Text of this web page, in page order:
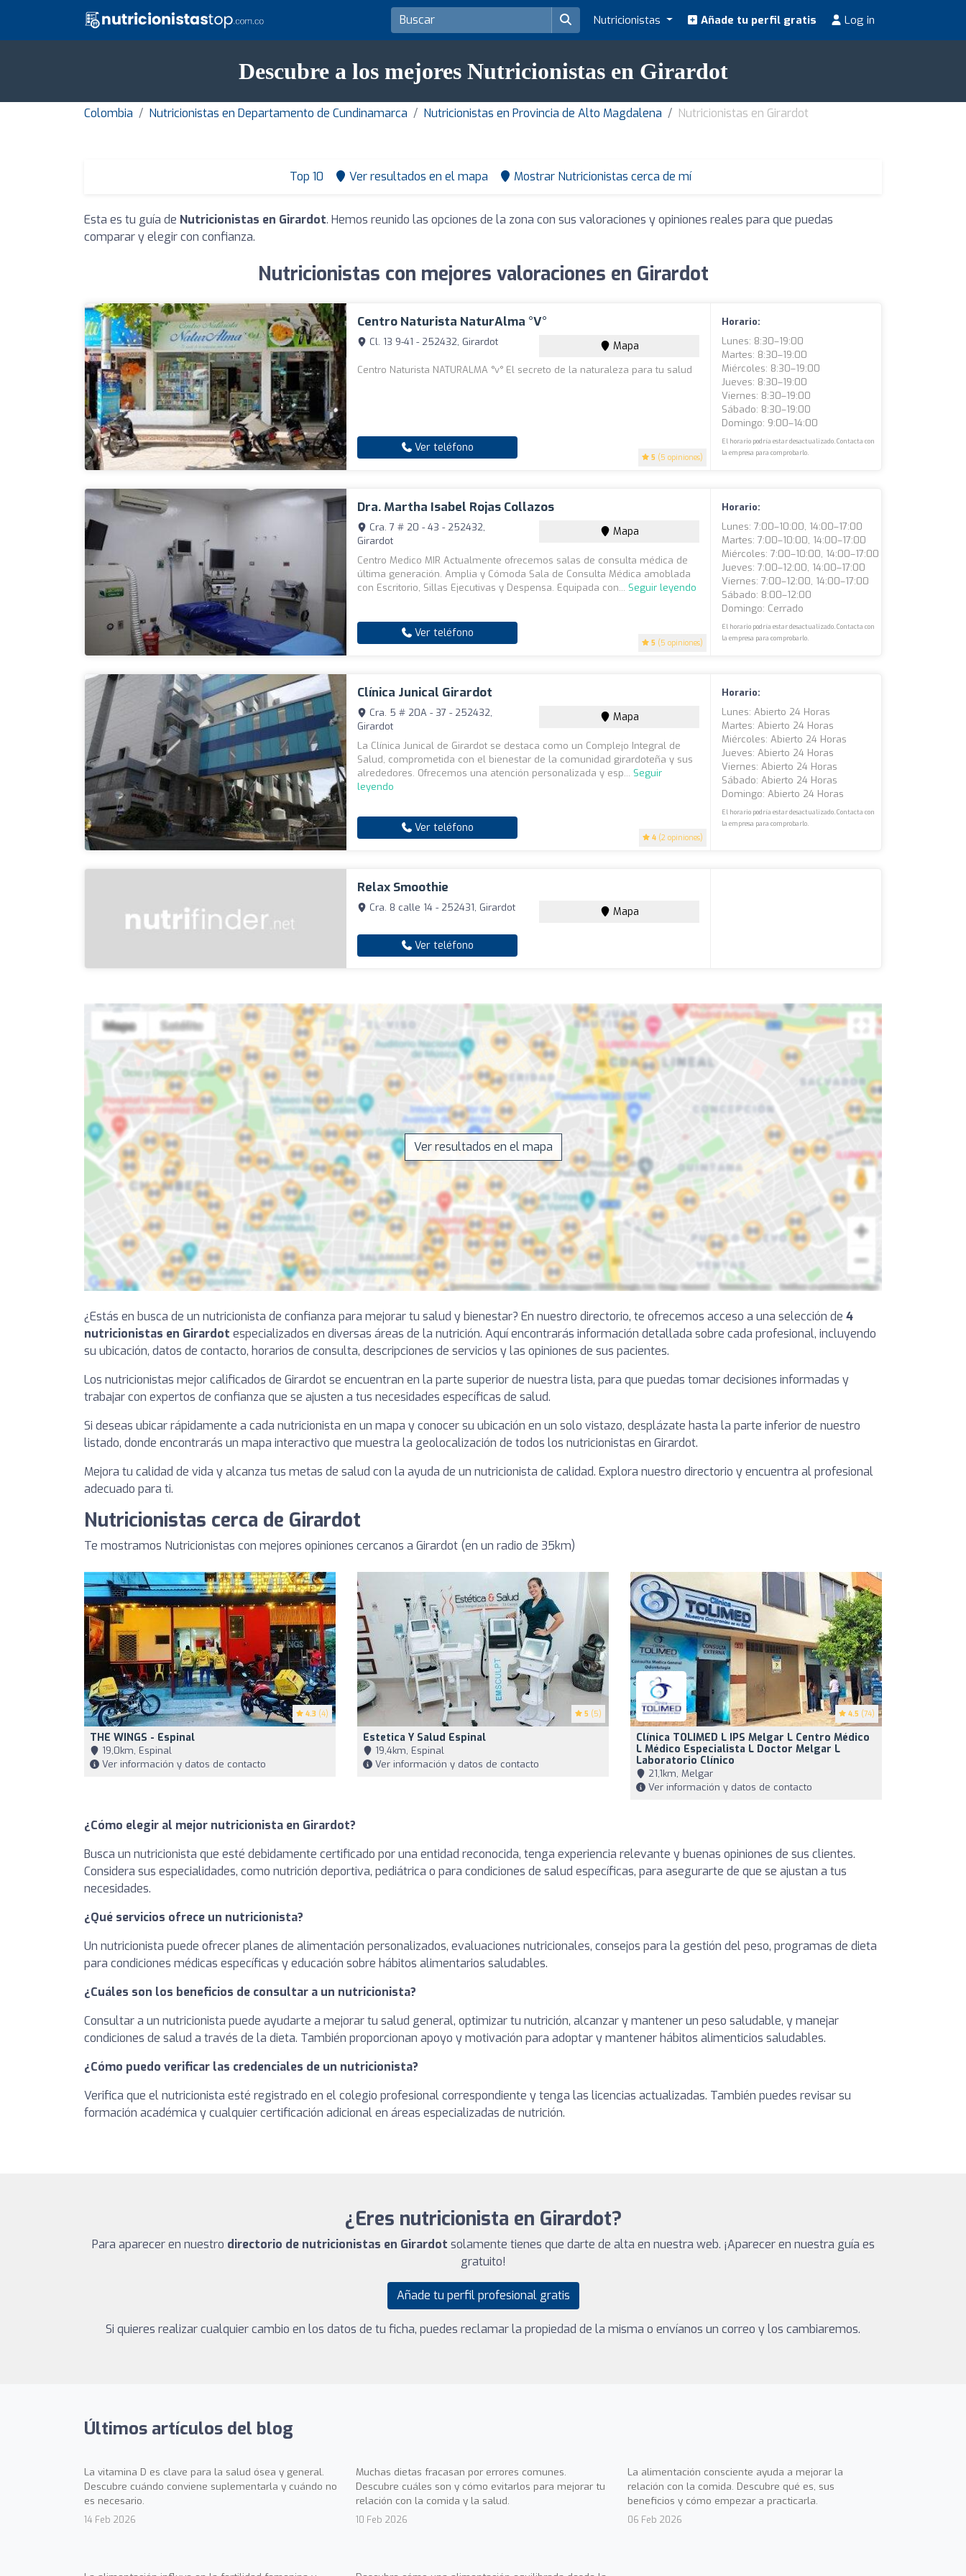
Nutricionistas Añade tu perfil gratis Log in
Descubre a los mejores Nutricionistas en Girardot
Colombia Nutricionistas en Departamento de Cundinamarca Nutricionistas en Provincia de Alto Magdalena Nutricionistas en Girardot
Top 10 Ver resultados en el mapa Mostrar Nutricionistas cerca de mí
Esta es tu guía de Nutricionistas en Girardot. Hemos reunido las opciones de la zona con sus valoraciones y opiniones reales para que puedas
comparar y elegir con confianza.
Nutricionistas con mejores valoraciones en Girardot
Centro Naturista NaturAlma °v°
5 (5 opiniones)
Cl. 13 9-41 - 252432, Girardot Mapa
Centro Naturista NATURALMA °v° El secreto de la naturaleza para tu salud
Ver teléfono
Horario:
Lunes: 8:30–19:00
Martes: 8:30–19:00
Miércoles: 8:30–19:00
Jueves: 8:30–19:00
Viernes: 8:30–19:00
Sábado: 8:30–19:00
Domingo: 9:00–14:00
El horario podría estar desactualizado. Contacta con
la empresa para comprobarlo.
Dra. Martha Isabel Rojas Collazos
5 (5 opiniones)
Cra. 7 # 20 - 43 - 252432,
Girardot
Mapa
Centro Medico MIR Actualmente ofrecemos salas de consulta médica de
última generación. Amplia y Cómoda Sala de Consulta Médica amoblada
con Escritorio, Sillas Ejecutivas y Despensa. Equipada con... Seguir leyendo
Ver teléfono
Horario:
Lunes: 7:00–10:00, 14:00–17:00
Martes: 7:00–10:00, 14:00–17:00
Miércoles: 7:00–10:00, 14:00–17:00
Jueves: 7:00–12:00, 14:00–17:00
Viernes: 7:00–12:00, 14:00–17:00
Sábado: 8:00–12:00
Domingo: Cerrado
El horario podría estar desactualizado. Contacta con
la empresa para comprobarlo.
Clínica Junical Girardot
4 (2 opiniones)
Cra. 5 # 20A - 37 - 252432,
Girardot
Mapa
La Clínica Junical de Girardot se destaca como un Complejo Integral de
Salud, comprometida con el bienestar de la comunidad girardoteña y sus
alrededores. Ofrecemos una atención personalizada y esp... Seguir
leyendo
Ver teléfono
Horario:
Lunes: Abierto 24 Horas
Martes: Abierto 24 Horas
Miércoles: Abierto 24 Horas
Jueves: Abierto 24 Horas
Viernes: Abierto 24 Horas
Sábado: Abierto 24 Horas
Domingo: Abierto 24 Horas
El horario podría estar desactualizado. Contacta con
la empresa para comprobarlo.
Relax Smoothie
Cra. 8 calle 14 - 252431, Girardot Mapa
Ver teléfono
Ver resultados en el mapa
¿Estás en busca de un nutricionista de confianza para mejorar tu salud y bienestar? En nuestro directorio, te ofrecemos acceso a una selección de 4
nutricionistas en Girardot especializados en diversas áreas de la nutrición. Aquí encontrarás información detallada sobre cada profesional, incluyendo
su ubicación, datos de contacto, horarios de consulta, descripciones de servicios y las opiniones de sus pacientes.
Los nutricionistas mejor calificados de Girardot se encuentran en la parte superior de nuestra lista, para que puedas tomar decisiones informadas y
trabajar con expertos de confianza que se ajusten a tus necesidades específicas de salud.
Si deseas ubicar rápidamente a cada nutricionista en un mapa y conocer su ubicación en un solo vistazo, desplázate hasta la parte inferior de nuestro
listado, donde encontrarás un mapa interactivo que muestra la geolocalización de todos los nutricionistas en Girardot.
Mejora tu calidad de vida y alcanza tus metas de salud con la ayuda de un nutricionista de calidad. Explora nuestro directorio y encuentra al profesional
adecuado para ti.
Nutricionistas cerca de Girardot
Te mostramos Nutricionistas con mejores opiniones cercanos a Girardot (en un radio de 35km)
4.3 (4)
THE WINGS - Espinal
19,0km, Espinal
Ver información y datos de contacto
5 (5)
Estetica Y Salud Espinal
19,4km, Espinal
Ver información y datos de contacto
4.5 (74)
Clínica TOLIMED L IPS Melgar L Centro Médico
L Médico Especialista L Doctor Melgar L
Laboratorio Clínico
21,1km, Melgar
Ver información y datos de contacto
¿Cómo elegir al mejor nutricionista en Girardot?
Busca un nutricionista que esté debidamente certificado por una entidad reconocida, tenga experiencia relevante y buenas opiniones de sus clientes.
Considera sus especialidades, como nutrición deportiva, pediátrica o para condiciones de salud específicas, para asegurarte de que se ajustan a tus
necesidades.
¿Qué servicios ofrece un nutricionista?
Un nutricionista puede ofrecer planes de alimentación personalizados, evaluaciones nutricionales, consejos para la gestión del peso, programas de dieta
para condiciones médicas específicas y educación sobre hábitos alimentarios saludables.
¿Cuáles son los beneficios de consultar a un nutricionista?
Consultar a un nutricionista puede ayudarte a mejorar tu salud general, optimizar tu nutrición, alcanzar y mantener un peso saludable, y manejar
condiciones de salud a través de la dieta. También proporcionan apoyo y motivación para adoptar y mantener hábitos alimenticios saludables.
¿Cómo puedo verificar las credenciales de un nutricionista?
Verifica que el nutricionista esté registrado en el colegio profesional correspondiente y tenga las licencias actualizadas. También puedes revisar su
formación académica y cualquier certificación adicional en áreas especializadas de nutrición.
¿Eres nutricionista en Girardot?
Para aparecer en nuestro directorio de nutricionistas en Girardot solamente tienes que darte de alta en nuestra web. ¡Aparecer en nuestra guía es
gratuito!
Añade tu perfil profesional gratis
Si quieres realizar cualquier cambio en los datos de tu ficha, puedes reclamar la propiedad de la misma o envíanos un correo y los cambiaremos.
Últimos artículos del blog
La vitamina D es clave para la salud ósea y general.
Descubre cuándo conviene suplementarla y cuándo no
es necesario.
14 Feb 2026
Muchas dietas fracasan por errores comunes.
Descubre cuáles son y cómo evitarlos para mejorar tu
relación con la comida y la salud.
10 Feb 2026
La alimentación consciente ayuda a mejorar la
relación con la comida. Descubre qué es, sus
beneficios y cómo empezar a practicarla.
06 Feb 2026